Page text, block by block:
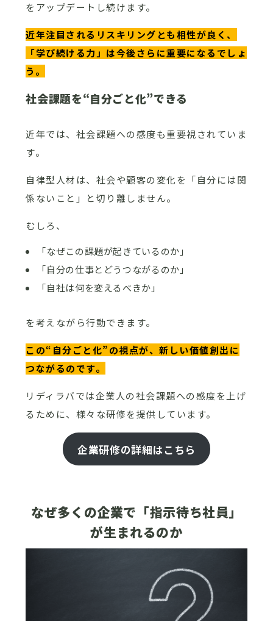
をアップデートし続けます。
近年注目されるリスキリングとも相性が良く、
「学び続ける力」は今後さらに重要になるでしょ
う。
社会課題を“自分ごと化”できる
近年では、社会課題への感度も重要視されていま
す。
自律型人材は、社会や顧客の変化を「自分には関
係ないこと」と切り離しません。
むしろ、
「なぜこの課題が起きているのか」
「自分の仕事とどうつながるのか」
「自社は何を変えるべきか」
を考えながら行動できます。
この“自分ごと化”の視点が、新しい価値創出に
つながるのです。
リディラバでは企業人の社会課題への感度を上げ
るために、様々な研修を提供しています。
企業研修の詳細はこちら
なぜ多くの企業で「指示待ち社員」
が生まれるのか